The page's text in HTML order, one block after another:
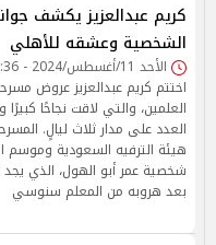
كريم عبدالعزيز يكشف
الشخصية وعشقه للأهلي
الأحد 11/أغسطس/2024 - 01:36 م
اختتم كريم عبدالعزيز عروض
العلمين، والتي لاقت نجاحًا
العدد على مدار ثلاث ليالٍ.
هيئة الترفيه السعودية وموسم
شخصية عمر أبو الهول، الذي
بعد هروبه من المعلم سنوسي